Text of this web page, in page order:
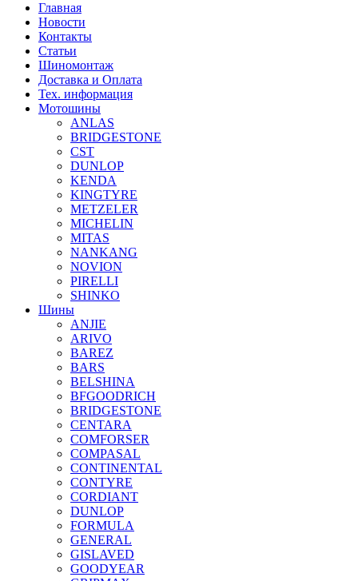
Главная
Новости
Контакты
Статьи
Шиномонтаж
Доставка и Оплата
Тех. информация
Мотошины
ANLAS
BRIDGESTONE
CST
DUNLOP
KENDA
KINGTYRE
METZELER
MICHELIN
MITAS
NANKANG
NOVION
PIRELLI
SHINKO
Шины
ANJIE
ARIVO
BAREZ
BARS
BELSHINA
BFGOODRICH
BRIDGESTONE
CENTARA
COMFORSER
COMPASAL
CONTINENTAL
CONTYRE
CORDIANT
DUNLOP
FORMULA
GENERAL
GISLAVED
GOODYEAR